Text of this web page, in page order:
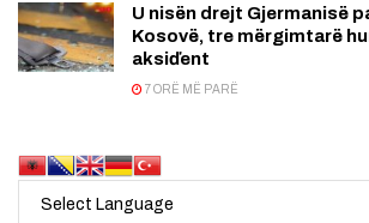
U nisën drejt Gjermanisë
Kosovë, tre mërgimtarë
aksiďent
7 ORË MË PARË